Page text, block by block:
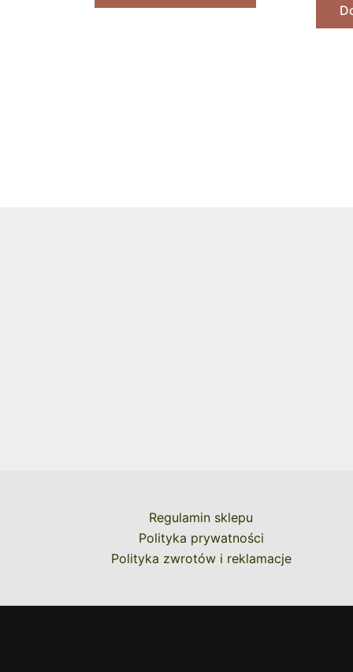
Regulamin sklepu
Polityka prywatności
Polityka zwrotów i reklamacje